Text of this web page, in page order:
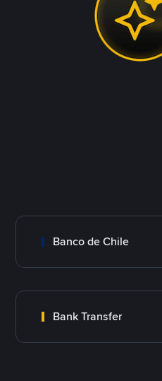
Banco de Chile
Bank Transfer